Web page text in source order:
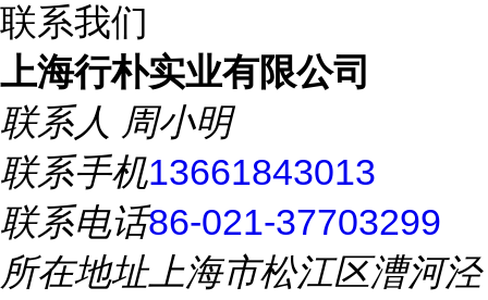
联系我们
上海行朴实业有限公司
联系人 周小明
联系手机13661843013
联系电话86-021-37703299
所在地址上海市松江区漕河泾